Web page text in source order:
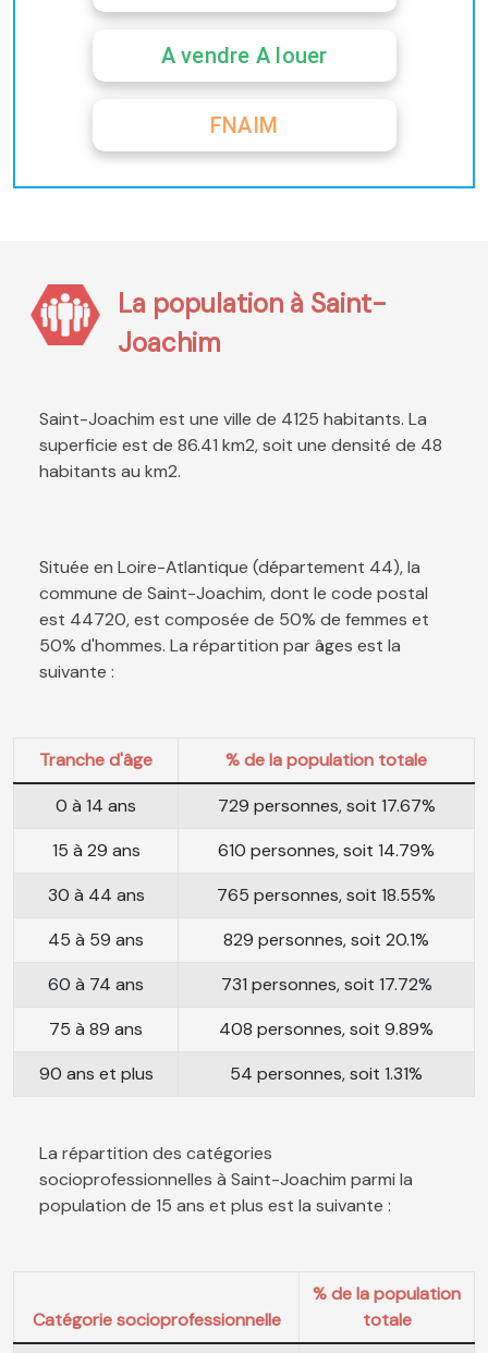
A vendre A louer
FNAIM
La population à Saint-
Joachim
Saint-Joachim est une ville de 4125 habitants. La
superficie est de 86.41 km2, soit une densité de 48
habitants au km2.
Située en Loire-Atlantique (département 44), la
commune de Saint-Joachim, dont le code postal
est 44720, est composée de 50% de femmes et
50% d'hommes. La répartition par âges est la
suivante :
Tranche d'âge
% de la population totale
0 à 14 ans
729 personnes, soit 17.67%
15 à 29 ans
610 personnes, soit 14.79%
30 à 44 ans
765 personnes, soit 18.55%
45 à 59 ans
829 personnes, soit 20.1%
60 à 74 ans
731 personnes, soit 17.72%
75 à 89 ans
408 personnes, soit 9.89%
90 ans et plus
54 personnes, soit 1.31%
La répartition des catégories
socioprofessionnelles à Saint-Joachim parmi la
population de 15 ans et plus est la suivante :
Catégorie socioprofessionnelle
% de la population
totale